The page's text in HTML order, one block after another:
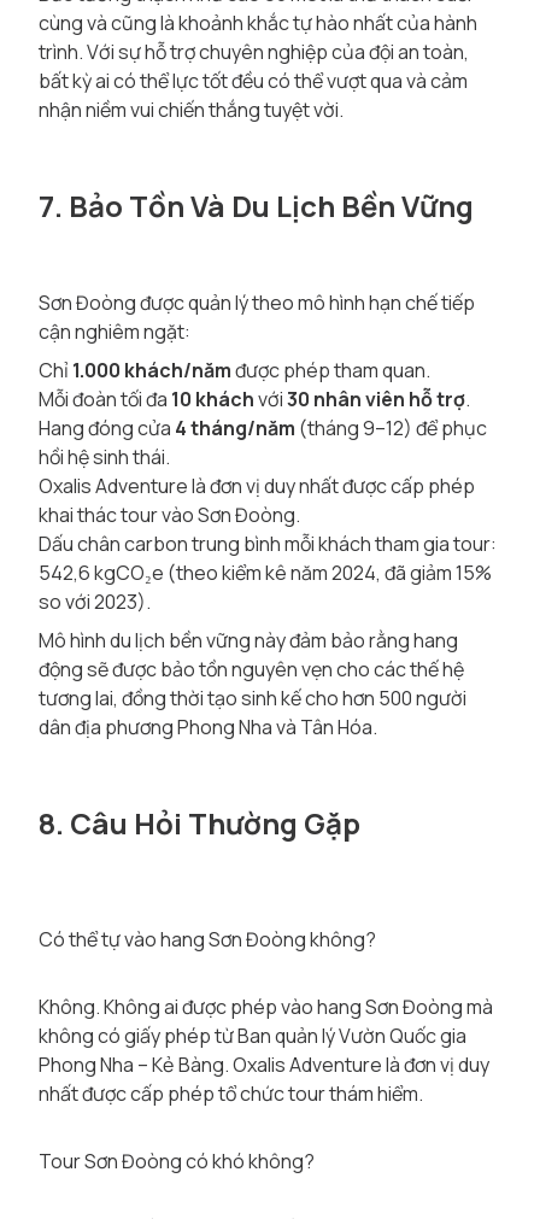
cùng và cũng là khoảnh khắc tự hào nhất của hành
trình. Với sự hỗ trợ chuyên nghiệp của đội an toàn,
bất kỳ ai có thể lực tốt đều có thể vượt qua và cảm
nhận niềm vui chiến thắng tuyệt vời.
7. Bảo Tồn Và Du Lịch Bền Vững
Sơn Đoòng được quản lý theo mô hình hạn chế tiếp
cận nghiêm ngặt:
Chỉ 1.000 khách/nămđược phép tham quan.
Mỗi đoàn tối đa 10 kháchvới30 nhân viên hỗ trợ.
Hang đóng cửa 4 tháng/năm (tháng 9–12) để phục
hồi hệ sinh thái.
Oxalis Adventure là đơn vị duy nhất được cấp phép
khai thác tour vào Sơn Đoòng.
Dấu chân carbon trung bình mỗi khách tham gia tour:
542,6 kgCO₂e (theo kiểm kê năm 2024, đã giảm 15%
so với 2023).
Mô hình du lịch bền vững này đảm bảo rằng hang
động sẽ được bảo tồn nguyên vẹn cho các thế hệ
tương lai, đồng thời tạo sinh kế cho hơn 500 người
dân địa phương Phong Nha và Tân Hóa.
8. Câu Hỏi Thường Gặp
Có thể tự vào hang Sơn Đoòng không?
Không. Không ai được phép vào hang Sơn Đoòng mà
không có giấy phép từ Ban quản lý Vườn Quốc gia
Phong Nha – Kẻ Bàng. Oxalis Adventure là đơn vị duy
nhất được cấp phép tổ chức tour thám hiểm.
Tour Sơn Đoòng có khó không?